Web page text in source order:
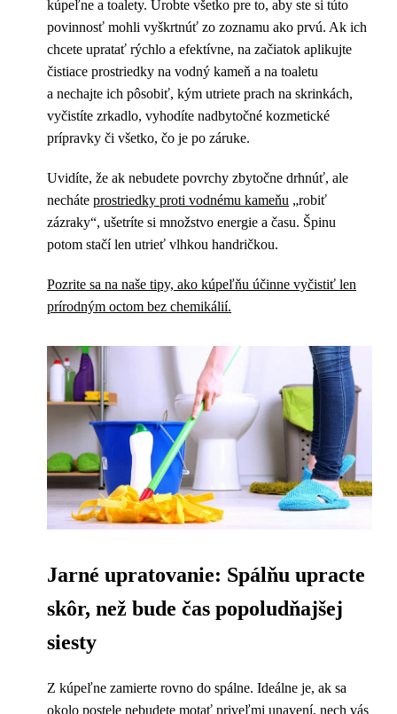
kúpeľne a toalety. Urobte všetko pre to, aby ste si túto
povinnosť mohli vyškrtnúť zo zoznamu ako prvú. Ak ich
chcete upratať rýchlo a efektívne, na začiatok aplikujte
čistiace prostriedky na vodný kameň a na toaletu
a nechajte ich pôsobiť, kým utriete prach na skrinkách,
vyčistíte zrkadlo, vyhodíte nadbytočné kozmetické
prípravky či všetko, čo je po záruke.
Uvidíte, že ak nebudete povrchy zbytočne drhnúť, ale
necháte prostriedky proti vodnému kameňu „robiť
zázraky“, ušetríte si množstvo energie a času. Špinu
potom stačí len utrieť vlhkou handričkou.
Pozrite sa na naše tipy, ako kúpeľňu účinne vyčistiť len
prírodným octom bez chemikálií.
Jarné upratovanie: Spálňu upracte
skôr, než bude čas popoludňajšej
siesty
Z kúpeľne zamierte rovno do spálne. Ideálne je, ak sa
okolo postele nebudete motať priveľmi unavení, nech vás